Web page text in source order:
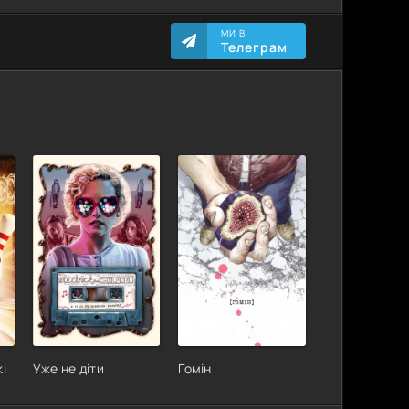
МИ В
Телеграм
Уже не діти Гомін